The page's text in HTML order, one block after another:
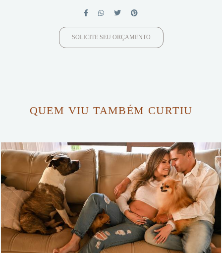
SOLICITE SEU ORÇAMENTO
QUEM VIU TAMBÉM CURTIU